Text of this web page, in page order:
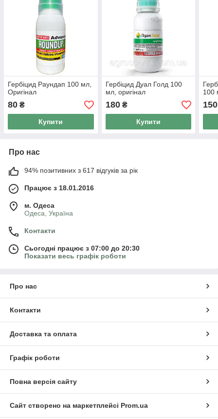
Гербіцид Раундап 100 мл,
Оригінал
80 ₴
Купити
Гербіцид Дуал Голд 100
мл, оригінал
180₴
Купити
100
150
Про нас
94% позитивних з 617 відгуків за рік
Працює з 18.01.2016
м. Одеса
Одеса, Україна
Контакти
Сьогодні працює з 07:00 до 20:30
Показати весь графік роботи
Про нас
Контакти
Доставка та оплата
Графік роботи
Повна версія сайту
Сайт створено на маркетплейсі Prom.ua